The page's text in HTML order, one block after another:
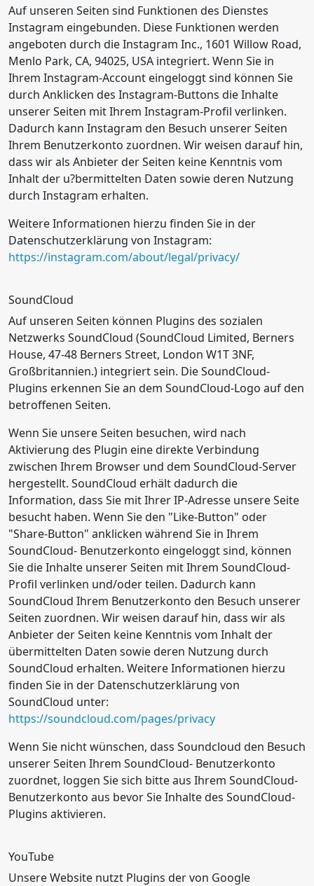
Auf unseren Seiten sind Funktionen des Dienstes
Instagram eingebunden. Diese Funktionen werden
angeboten durch die Instagram Inc., 1601 Willow Road,
Menlo Park, CA, 94025, USA integriert. Wenn Sie in
Ihrem Instagram-Account eingeloggt sind können Sie
durch Anklicken des Instagram-Buttons die Inhalte
unserer Seiten mit Ihrem Instagram-Profil verlinken.
Dadurch kann Instagram den Besuch unserer Seiten
Ihrem Benutzerkonto zuordnen. Wir weisen darauf hin,
dass wir als Anbieter der Seiten keine Kenntnis vom
Inhalt der u?bermittelten Daten sowie deren Nutzung
durch Instagram erhalten.
Weitere Informationen hierzu finden Sie in der
Datenschutzerklärung von Instagram:
https://instagram.com/about/legal/privacy/
SoundCloud
Auf unseren Seiten können Plugins des sozialen
Netzwerks SoundCloud (SoundCloud Limited, Berners
House, 47-48 Berners Street, London W1T 3NF,
Großbritannien.) integriert sein. Die SoundCloud-
Plugins erkennen Sie an dem SoundCloud-Logo auf den
betroffenen Seiten.
Wenn Sie unsere Seiten besuchen, wird nach
Aktivierung des Plugin eine direkte Verbindung
zwischen Ihrem Browser und dem SoundCloud-Server
hergestellt. SoundCloud erhält dadurch die
Information, dass Sie mit Ihrer IP-Adresse unsere Seite
besucht haben. Wenn Sie den "Like-Button" oder
"Share-Button" anklicken während Sie in Ihrem
SoundCloud- Benutzerkonto eingeloggt sind, können
Sie die Inhalte unserer Seiten mit Ihrem SoundCloud-
Profil verlinken und/oder teilen. Dadurch kann
SoundCloud Ihrem Benutzerkonto den Besuch unserer
Seiten zuordnen. Wir weisen darauf hin, dass wir als
Anbieter der Seiten keine Kenntnis vom Inhalt der
übermittelten Daten sowie deren Nutzung durch
SoundCloud erhalten. Weitere Informationen hierzu
finden Sie in der Datenschutzerklärung von
SoundCloud unter:
https://soundcloud.com/pages/privacy
Wenn Sie nicht wünschen, dass Soundcloud den Besuch
unserer Seiten Ihrem SoundCloud- Benutzerkonto
zuordnet, loggen Sie sich bitte aus Ihrem SoundCloud-
Benutzerkonto aus bevor Sie Inhalte des SoundCloud-
Plugins aktivieren.
YouTube
Unsere Website nutzt Plugins der von Google